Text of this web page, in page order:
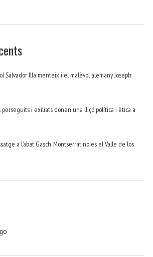
Salvador Illa menteix i el malèvol alemany Joseph
perseguits i exiliats donen una lliçó política i ètica a
a l’abat Gasch. Montserrat no es el Valle de los